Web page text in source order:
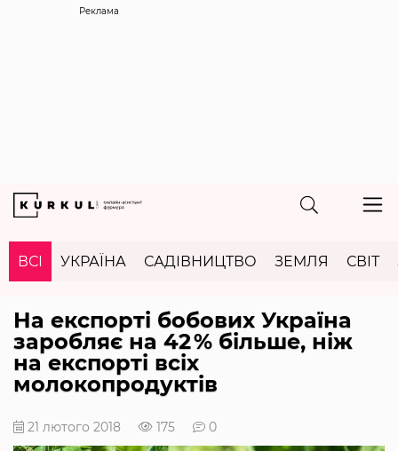
Реклама
ВСІ УКРАЇНА САДІВНИЦТВО ЗЕМЛЯ СВІТ
На експорті бобових Україна
заробляє на 42 % більше, ніж
на експорті всіх
молокопродуктів
21 лютого 2018 175 0